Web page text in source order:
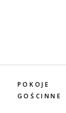
POKOJE
GOŚCINNE